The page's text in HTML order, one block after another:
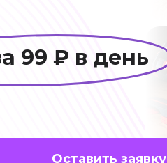
Оставить заявку
99 ₽ в день